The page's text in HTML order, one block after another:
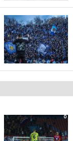
1
0